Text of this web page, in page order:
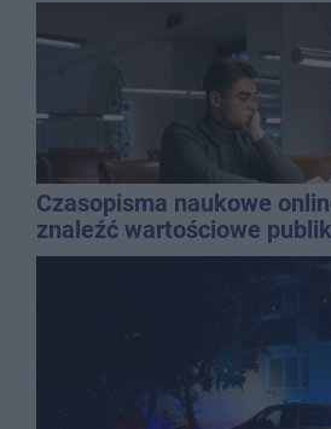
Czasopisma naukowe
znaleźć wartościowe